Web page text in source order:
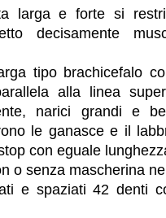
larga e forte si
decisamente
tipo brachicefalo
alla linea
narici grandi e
le ganasce e il
con eguale
o senza mascherina
e spaziati 42 denti